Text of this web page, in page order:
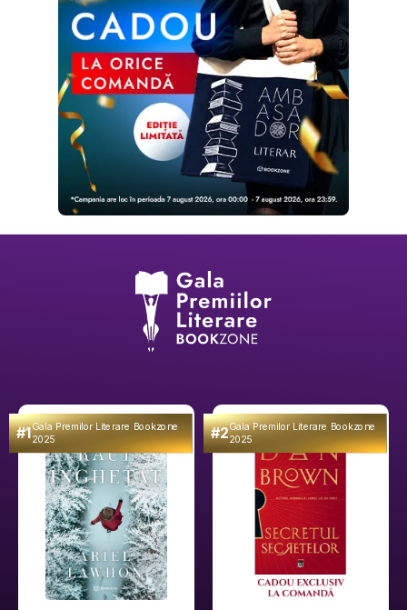
#1Gala Premilor Literare Bookzone
2025
#2Gala Premilor Literare Bookzone
2025